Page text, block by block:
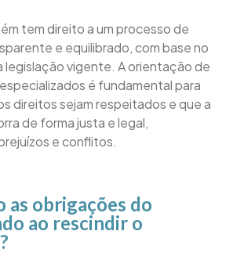
tem direito a um processo de
e equilibrado, com base no
legislação vigente. A orientação de
é fundamental para
direitos sejam respeitados e que a
de forma justa e legal,
e conflitos.
as obrigações do
ao rescindir o